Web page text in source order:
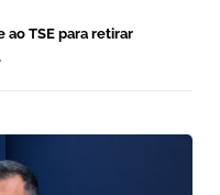
ao TSE para retirar